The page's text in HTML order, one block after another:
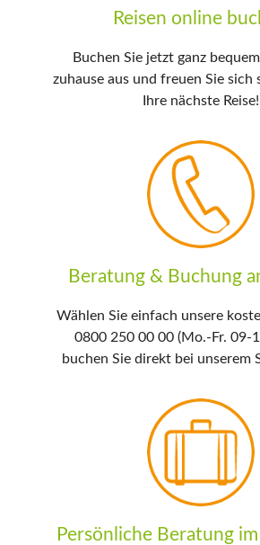
Reisen online
Buchen Sie jetzt ganz
zuhause aus und freuen Sie sich
Ihre nächste Reise!
Beratung & Buchung
Wählen Sie einfach unsere
0800 250 00 00 (Mo.-Fr. 09-
buchen Sie direkt bei unserem
Persönliche Beratung